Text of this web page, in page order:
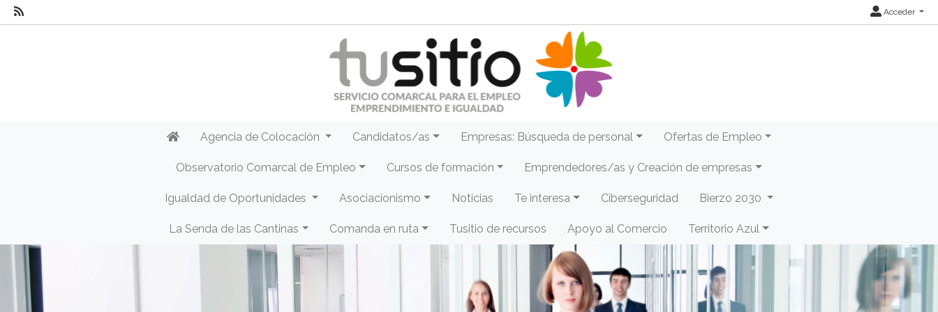
Acceder
Agencia de Colocación Candidatos/as Empresas: Búsqueda de personal Ofertas de Empleo
Observatorio Comarcal de Empleo Cursos de formación Emprendedores/as y Creación de empresas
Igualdad de Oportunidades Asociacionismo Noticias Te interesa Ciberseguridad Bierzo 2030
La Senda de las Cantinas Comanda en ruta Tusitio de recursos Apoyo al Comercio Territorio Azul